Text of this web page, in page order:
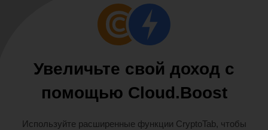
Увеличьте свой доход с
помощью Cloud.Boost
Используйте расширенные функции CryptoTab, чтобы